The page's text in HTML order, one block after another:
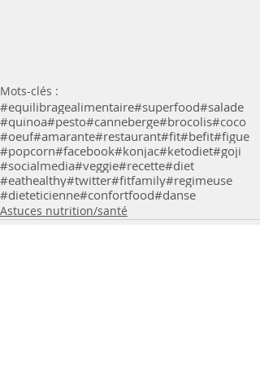
Mots-clés :
#equilibragealimentaire#superfood#salade
#quinoa#pesto#canneberge#brocolis#coco
#oeuf#amarante#restaurant#fit#befit#figue
#popcorn#facebook#konjac#ketodiet#goji
#socialmedia#veggie#recette#diet
#eathealthy#twitter#fitfamily#regimeuse
#dieteticienne#confortfood#danse
Astuces nutrition/santé